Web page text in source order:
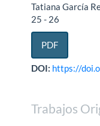
Tatiana García
25 - 26
PDF
DOI: https://
Trabajos